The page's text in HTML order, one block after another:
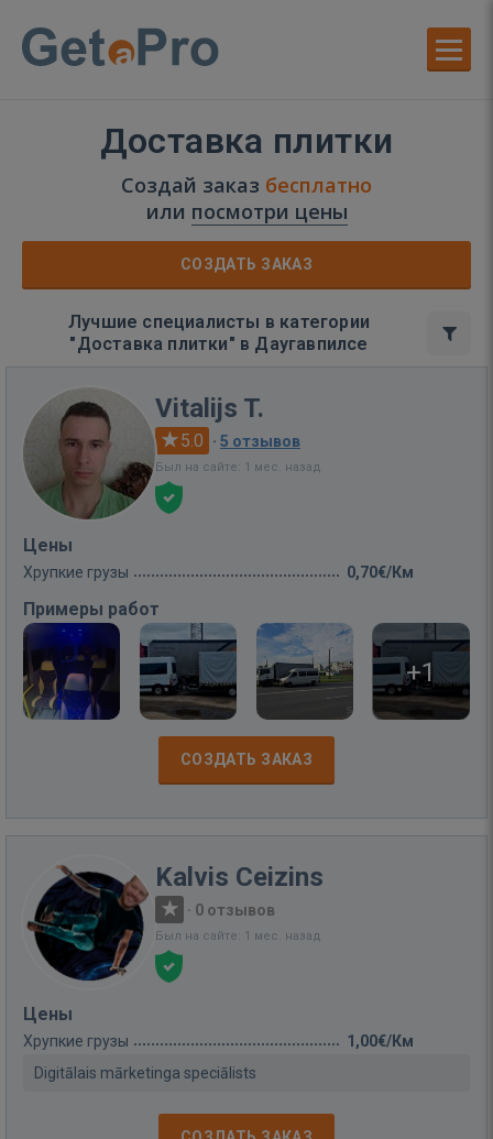
Доставка плитки
Создай заказ бесплатно
или посмотри цены
СОЗДАТЬ ЗАКАЗ
Лучшие специалисты в категории
"Доставка плитки" в Даугавпилсе
Vitalijs T.
5.0 · 5 отзывов
Был на сайте: 1 мес. назад
Цены
Хрупкие грузы 0,70€/Км
Примеры работ
+1
СОЗДАТЬ ЗАКАЗ
Kalvis Ceizins
· 0 отзывов
Был на сайте: 1 мес. назад
Цены
Хрупкие грузы
1,00€/Км
Digitālais mārketinga speciālists